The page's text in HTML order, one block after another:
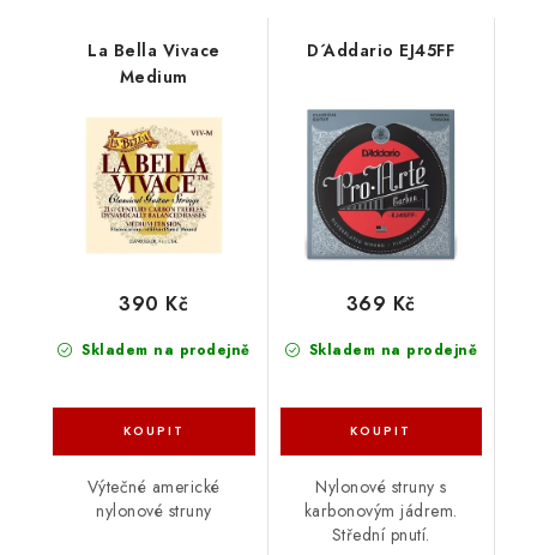
La Bella Vivace
Medium
Skladem na prodejně
390 Kč
Výtečné americké
nylonové struny
D´Addario EJ45FF
Skladem na prodejně
369 Kč
Nylonové struny s
karbonovým jádrem.
Střední pnutí.